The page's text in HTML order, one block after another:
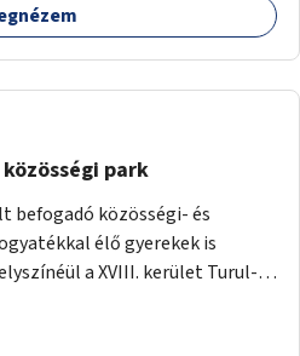
park
befogadó közösségi- és
élő gyerekek is
a XVIII. kerület Turul-